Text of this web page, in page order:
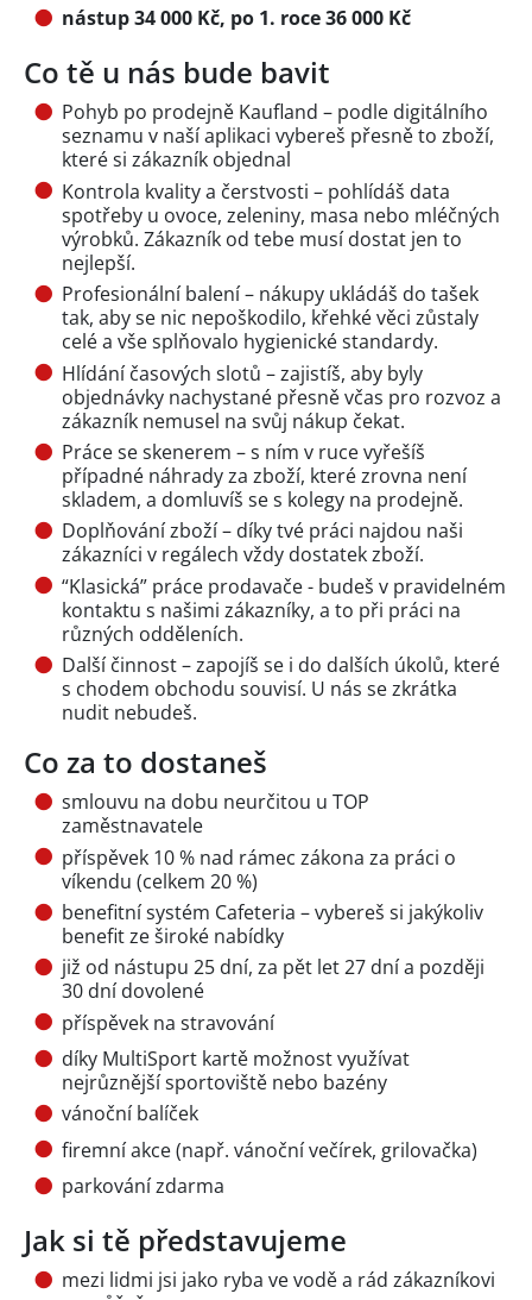
nástup 34 000 Kč, po 1. roce 36 000 Kč
Co tě u nás bude bavit
Pohyb po prodejně Kaufland – podle digitálního
seznamu v naší aplikaci vybereš přesně to zboží,
které si zákazník objednal
Kontrola kvality a čerstvosti – pohlídáš data
spotřeby u ovoce, zeleniny, masa nebo mléčných
výrobků. Zákazník od tebe musí dostat jen to
nejlepší.
Profesionální balení – nákupy ukládáš do tašek
tak, aby se nic nepoškodilo, křehké věci zůstaly
celé a vše splňovalo hygienické standardy.
Hlídání časových slotů – zajistíš, aby byly
objednávky nachystané přesně včas pro rozvoz a
zákazník nemusel na svůj nákup čekat.
Práce se skenerem – s ním v ruce vyřešíš
případné náhrady za zboží, které zrovna není
skladem, a domluvíš se s kolegy na prodejně.
Doplňování zboží – díky tvé práci najdou naši
zákazníci v regálech vždy dostatek zboží.
“Klasická” práce prodavače - budeš v pravidelném
kontaktu s našimi zákazníky, a to při práci na
různých odděleních.
Další činnost – zapojíš se i do dalších úkolů, které
s chodem obchodu souvisí. U nás se zkrátka
nudit nebudeš.
Co za to dostaneš
smlouvu na dobu neurčitou u TOP
zaměstnavatele
příspěvek 10 % nad rámec zákona za práci o
víkendu (celkem 20 %)
benefitní systém Cafeteria – vybereš si jakýkoliv
benefit ze široké nabídky
již od nástupu 25 dní, za pět let 27 dní a později
30 dní dovolené
příspěvek na stravování
díky MultiSport kartě možnost využívat
nejrůznější sportoviště nebo bazény
vánoční balíček
firemní akce (např. vánoční večírek, grilovačka)
parkování zdarma
Jak si tě představujeme
mezi lidmi jsi jako ryba ve vodě a rád zákazníkovi